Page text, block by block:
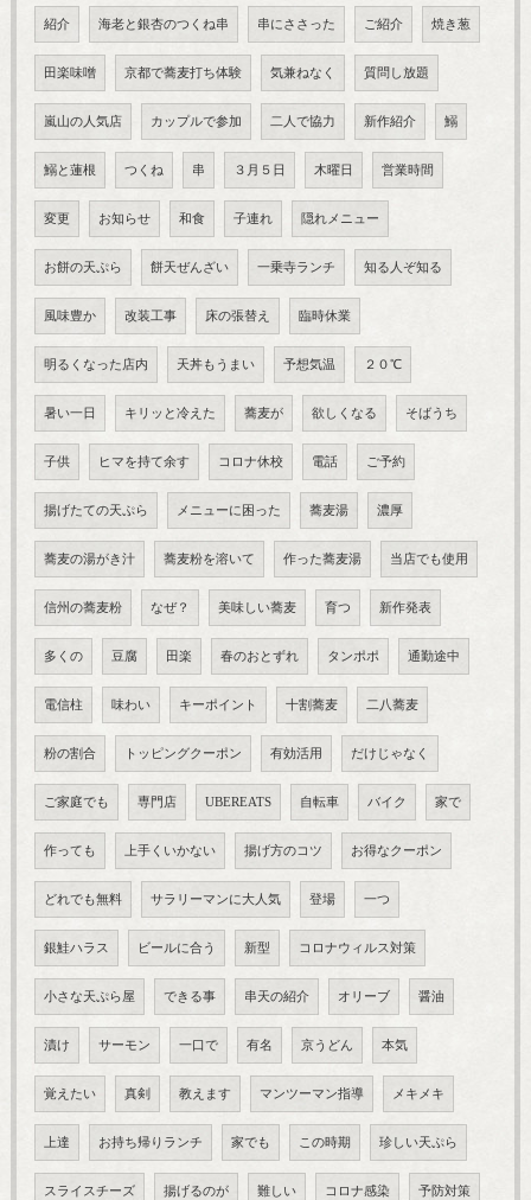
紹介 海老と銀杏のつくね串 串にささった ご紹介 焼き葱
田楽味噌 京都で蕎麦打ち体験 気兼ねなく 質問し放題
嵐山の人気店 カップルで参加 二人で協力 新作紹介 鰯
鰯と蓮根 つくね 串 ３月５日 木曜日 営業時間
変更 お知らせ 和食 子連れ 隠れメニュー
お餅の天ぷら 餅天ぜんざい 一乗寺ランチ 知る人ぞ知る
風味豊か 改装工事 床の張替え 臨時休業
明るくなった店内 天丼もうまい 予想気温 ２０℃
暑い一日 キリッと冷えた 蕎麦が 欲しくなる そばうち
子供 ヒマを持て余す コロナ休校 電話 ご予約
揚げたての天ぷら メニューに困った 蕎麦湯 濃厚
蕎麦の湯がき汁 蕎麦粉を溶いて 作った蕎麦湯 当店でも使用
信州の蕎麦粉 なぜ？ 美味しい蕎麦 育つ 新作発表
多くの 豆腐 田楽 春のおとずれ タンポポ 通勤途中
電信柱 味わい キーポイント 十割蕎麦 二八蕎麦
粉の割合 トッピングクーポン 有効活用 だけじゃなく
ご家庭でも 専門店 UBEREATS 自転車 バイク 家で
作っても 上手くいかない 揚げ方のコツ お得なクーポン
どれでも無料 サラリーマンに大人気 登場 一つ
銀鮭ハラス ビールに合う 新型 コロナウィルス対策
小さな天ぷら屋 できる事 串天の紹介 オリーブ 醤油
漬け サーモン 一口で 有名 京うどん 本気
覚えたい 真剣 教えます マンツーマン指導 メキメキ
上達 お持ち帰りランチ 家でも この時期 珍しい天ぷら
スライスチーズ 揚げるのが 難しい コロナ感染 予防対策